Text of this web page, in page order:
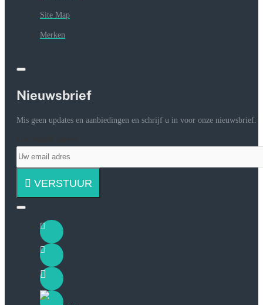
Site Map
Merken
Nieuwsbrief
Mis geen updates en aanbiedingen en schrijf u in voor onze nieuwsbrief.
VERSTUUR